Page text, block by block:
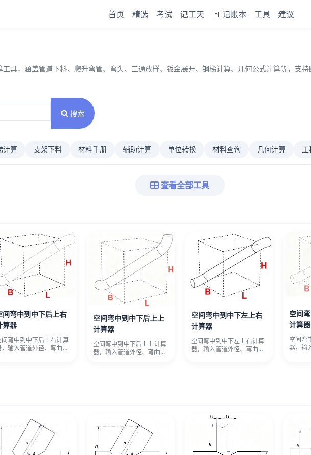
首页 精选 考试 记工天 📒 记账本 工具 建议
具，涵盖管道下料、爬升弯管、弯头、三通放样、钣金展开、钢梯计算、几何公式计算等，支
搜索
计算 支架下料 材料手册 辅助计算 单位转换 材料查询 几何计算 工
查看全部工具
间弯中到中下后上右
算器
间弯中到中下后上右计算
，输入管道外径、弯曲半
空间弯中到中下后上上
计算器
空间弯中到中下后上上计算
器，输入管道外径、弯曲半
空间弯中到中下左上右
计算器
空间弯中到中下左上右计算
器，输入管道外径、弯曲半
空间
计算器
空间弯
器，输